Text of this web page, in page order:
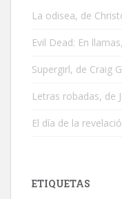
La odisea, de
Evil Dead: En
Supergirl, de Craig
Letras robadas, de
El día de la
ETIQUETAS